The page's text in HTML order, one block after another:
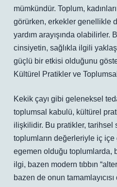
mümkündür. Toplum,
görürken, erkekler genellikle
yardım arayışında olabilirler.
cinsiyetin, sağlıkla ilgili
güçlü bir etkisi olduğunu
Kültürel Pratikler ve
Kekik çayı gibi geleneksel
toplumsal kabulü, kültürel
ilişkilidir. Bu pratikler, tarihsel
toplumların değerleriyle iç içe
egemen olduğu toplumlarda,
ilgi, bazen modern tıbbın
bazen de onun